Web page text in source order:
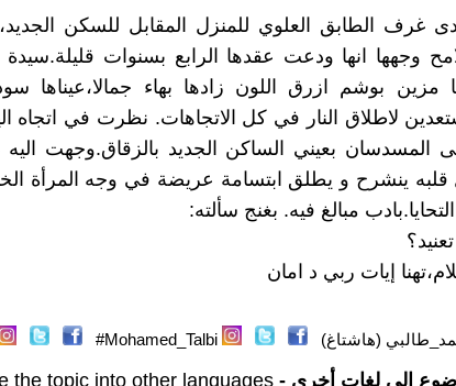
غرف الطابق العلوي للمنزل المقابل للسكن
وجهها انها ودعت عقدها الرابع بسنوات قليلة.سيدة
مزين بوشم ازرق اللون زادها بهاء جمالا،عيناها
لاطلاق النار في كل الاتجاهات. نظرت في اتجاه
المسدسان بعيني الساكن الجديد بالزقاق.وجهت اليه
قلبه ينشرح و يطلق ابتسامة عريضة في وجه المرأة
مبالغ فيه. بغنج سألته:
إيات ربي د امان
(هاشتاغ) Mohamed_Talbi#
إلى لغات أخرى - the topic into other languages